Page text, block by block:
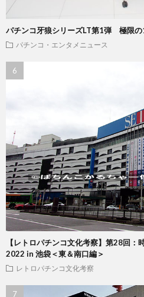
パチンコ牙狼シリーズLT第1弾 極限の
パチンコ・エンタメニュース
【レトロパチンコ文化考察】第28回
2022 in 池袋＜東＆南口編＞
レトロパチンコ文化考察